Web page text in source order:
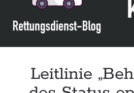
Leitlinie